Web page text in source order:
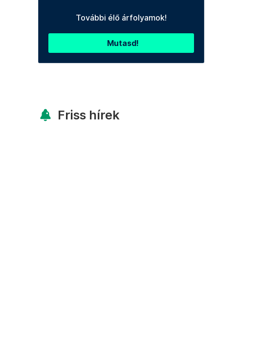
További élő árfolyamok!
Mutasd!
Friss hírek